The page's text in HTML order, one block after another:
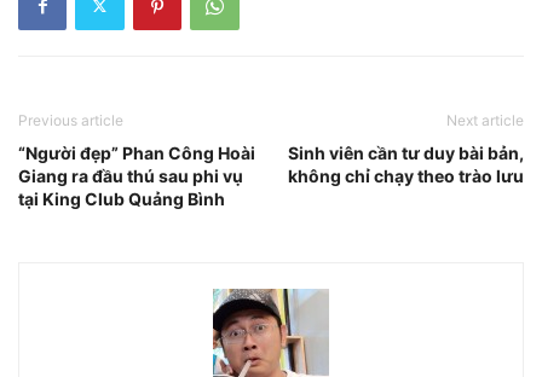
Previous article
“Người đẹp” Phan Công Hoài
Giang ra đầu thú sau phi vụ
tại King Club Quảng Bình
Next article
Sinh viên cần tư duy bài bản,
không chỉ chạy theo trào lưu